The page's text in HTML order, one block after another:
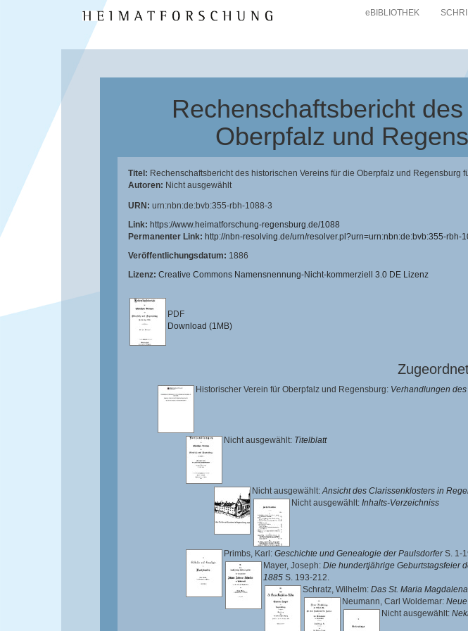
eBIBLIOTHEK
Rechenschaftsbericht
Oberpfalz und
Titel: Rechenschaftsbericht des historischen Vereins für die Oberpfalz und Regensburg
Autoren: Nicht ausgewählt
URN: urn:nbn:de:bvb:355-rbh-1088-3
Link: https://www.heimatforschung-regensburg.de/1088
Permanenter Link: http://nbn-resolving.de/urn/resolver.pl?urn=urn:nbn:de:bvb:355-rbh-
Veröffentlichungsdatum: 1886
Lizenz: Creative Commons Namensnennung-Nicht-kommerziell 3.0 DE Lizenz
PDF
Download (1MB)
Historischer Verein für Oberpfalz und Regensburg: Verhandlungen
Nicht ausgewählt: Titelblatt
Nicht ausgewählt:Ansicht des Clarissenklosters in
Nicht ausgewählt: Inhalts-Verzeichniss
Primbs, Karl : Geschichte und Genealogie der PaulsdorferS. 1-
Mayer, Joseph: Die hundertjährige Geburtstagsfeier
1885 S. 193-212.
Schratz, Wilhelm: Das St. Maria
Neumann, Carl Woldemar:
Nicht ausgewählt: